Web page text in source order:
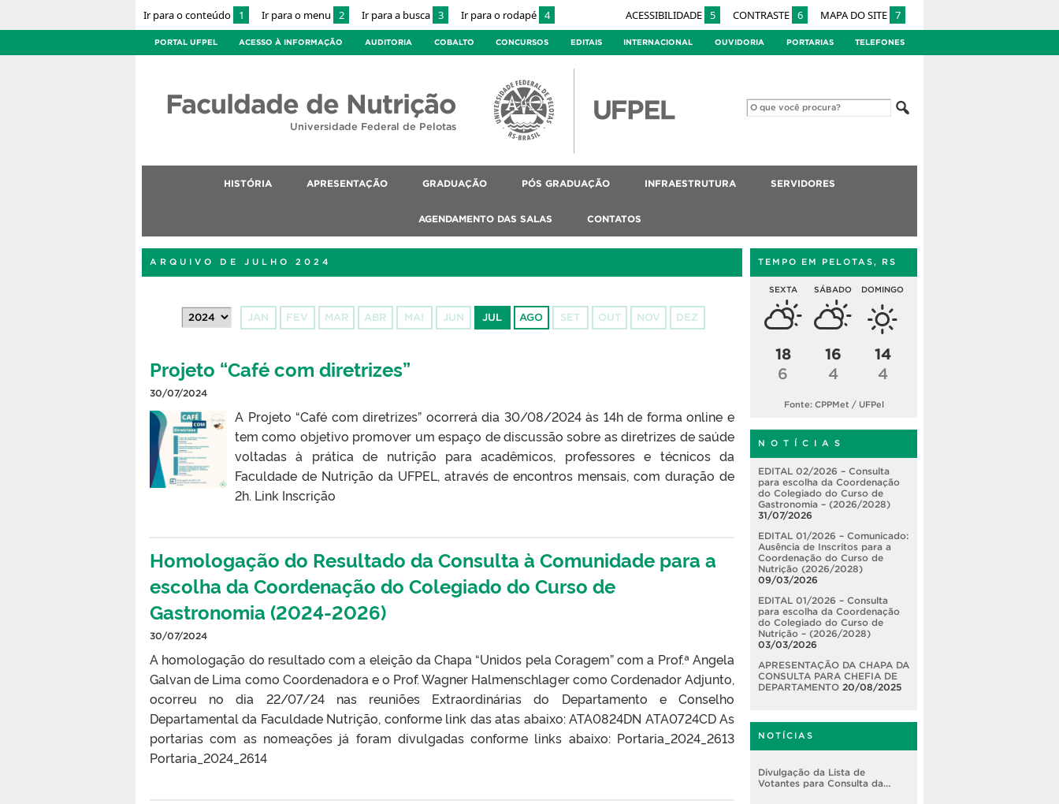
Ir para o conteúdo 1 Ir para o menu 2 Ir para a busca 3 Ir para o rodapé 4 ACESSIBILIDADE 5 CONTRASTE 6 MAPA DO SITE 7
PORTAL UFPEL ACESSO À INFORMAÇÃO AUDITORIA COBALTO CONCURSOS EDITAIS INTERNACIONAL OUVIDORIA PORTARIAS TELEFONES
Faculdade de Nutrição
Universidade Federal de Pelotas
HISTÓRIA APRESENTAÇÃO GRADUAÇÃO PÓS GRADUAÇÃO INFRAESTRUTURA SERVIDORES
AGENDAMENTO DAS SALAS CONTATOS
ARQUIVO DE JULHO 2024
JAN FEV MAR ABR MAI JUN JUL AGO SET OUT NOV DEZ
Projeto “Café com diretrizes”
30/07/2024
A Projeto “Café com diretrizes” ocorrerá dia 30/08/2024 às 14h de forma online e
tem como objetivo promover um espaço de discussão sobre as diretrizes de saúde
voltadas à prática de nutrição para acadêmicos, professores e técnicos da
Faculdade de Nutrição da UFPEL, através de encontros mensais, com duração de
2h. Link Inscrição
Homologação do Resultado da Consulta à Comunidade para a
escolha da Coordenação do Colegiado do Curso de
Gastronomia (2024-2026)
30/07/2024
A homologação do resultado com a eleição da Chapa “Unidos pela Coragem” com a Prof.ª Angela
Galvan de Lima como Coordenadora e o Prof. Wagner Halmenschlager como Cordenador Adjunto,
ocorreu no dia 22/07/24 nas reuniões Extraordinárias do Departamento e Conselho
Departamental da Faculdade Nutrição, conforme link das atas abaixo: ATA0824DN ATA0724CD As
portarias com as nomeações já foram divulgadas conforme links abaixo: Portaria_2024_2613
Portaria_2024_2614
TEMPO EM PELOTAS, RS
SEXTA
18
6
SÁBADO
16
4
DOMINGO
14
4
Fonte: CPPMet / UFPel
N O T Í C I A S
EDITAL 02/2026 – Consulta
para escolha da Coordenação
do Colegiado do Curso de
Gastronomia – (2026/2028)
31/07/2026
EDITAL 01/2026 – Comunicado:
Ausência de Inscritos para a
Coordenação do Curso de
Nutrição (2026/2028)
09/03/2026
EDITAL 01/2026 – Consulta
para escolha da Coordenação
do Colegiado do Curso de
Nutrição – (2026/2028)
03/03/2026
APRESENTAÇÃO DA CHAPA DA
CONSULTA PARA CHEFIA DE
DEPARTAMENTO 20/08/2025
NOTÍCIAS
Divulgação da Lista de
Votantes para Consulta da